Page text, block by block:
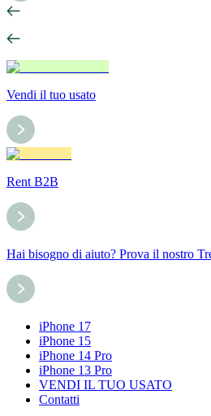
Vendi il tuo usato
Rent B2B
Hai bisogno di aiuto? Prova il nostro
iPhone 17
iPhone 15
iPhone 14 Pro
iPhone 13 Pro
VENDI IL TUO USATO
Contatti